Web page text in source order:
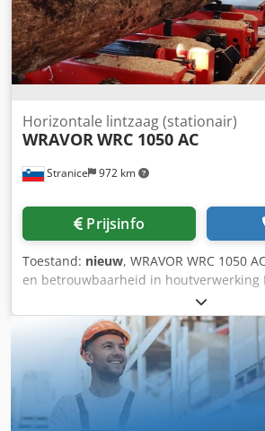
Stranice 972 km
Horizontale lintzaag (stationair)
WRAVORWRC 1050 AC
Prijsinfo
Toestand: nieuw, WRAVOR WRC 1050
en betrouwbaarheid in houtverwerking
naar een lintzaag die kracht, precisie en
combineert? De WRAVOR WRC 1050
nog veel meer! Deze horizontale
ontworpen voor professionals in de
is ook voor kleinere werkplaatsen een
veelzijdige oplossing. _____
efficiëntie: Uitzonderlijke productiviteit